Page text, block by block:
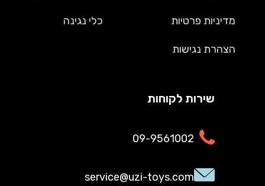
מדיניות פרטיות
הצהרת נגישות
כלי נגינה
שירות לקוחות
09-9561002
service@uzi-toys.com